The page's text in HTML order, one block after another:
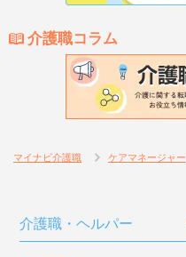
介護職コラム
マイナビ介護職 ケアマネージャー
介護職・ヘルパー